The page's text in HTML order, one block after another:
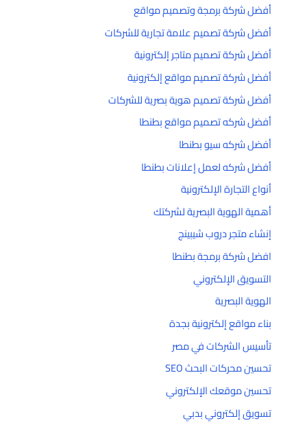
أفضل شركة برمجة وتصميم مواقع
أفضل شركة تصميم علامة تجارية للشركات
أفضل شركة تصميم متاجر إلكترونية
أفضل شركة تصميم مواقع إلكترونية
أفضل شركة تصميم هوية بصرية للشركات
أفضل شركه تصميم مواقع بطنطا
أفضل شركه سيو بطنطا
أفضل شركه لعمل إعلانات بطنطا
أنواع التجارة الإلكترونية
أهمية الهوية البصرية لشركتك
إنشاء متجر دروب شيبينج
افضل شركة برمجة بطنطا
التسويق الإلكتروني
الهوية البصرية
بناء مواقع إلكترونية بجدة
تأسيس الشركات في مصر
تحسين محركات البحث SEO
تحسين موقعك الإلكتروني
تسويق إلكتروني بدبي